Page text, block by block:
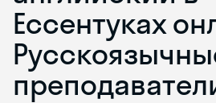
Ессентуках